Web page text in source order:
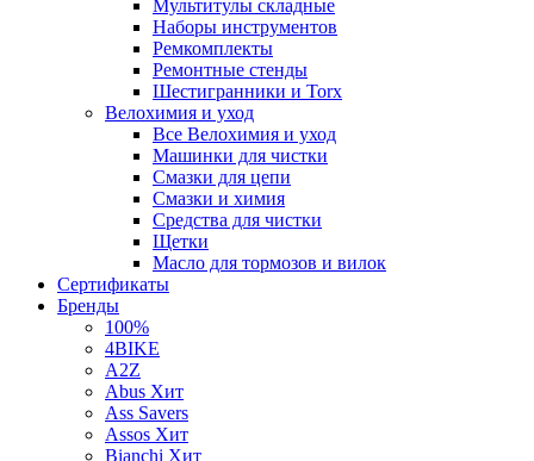
Мультитулы складные
Наборы инструментов
Ремкомплекты
Ремонтные стенды
Шестигранники и Torx
Велохимия и уход
Все Велохимия и уход
Машинки для чистки
Смазки для цепи
Смазки и химия
Средства для чистки
Щетки
Масло для тормозов и вилок
Сертификаты
Бренды
100%
4BIKE
A2Z
Abus Хит
Ass Savers
Assos Хит
Bianchi Хит